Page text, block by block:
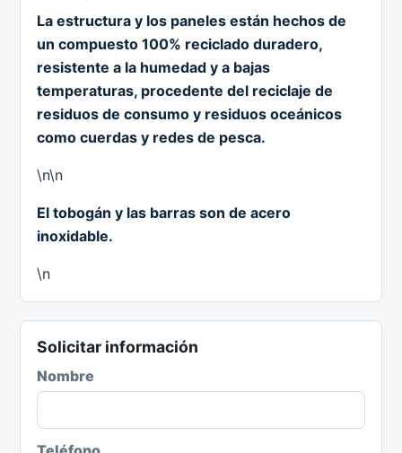
La estructura y los paneles están hechos de
un compuesto 100% reciclado duradero,
resistente a la humedad y a bajas
temperaturas, procedente del reciclaje de
residuos de consumo y residuos oceánicos
como cuerdas y redes de pesca.
\n\n
El tobogán y las barras son de acero
inoxidable.
\n
Solicitar información
Nombre